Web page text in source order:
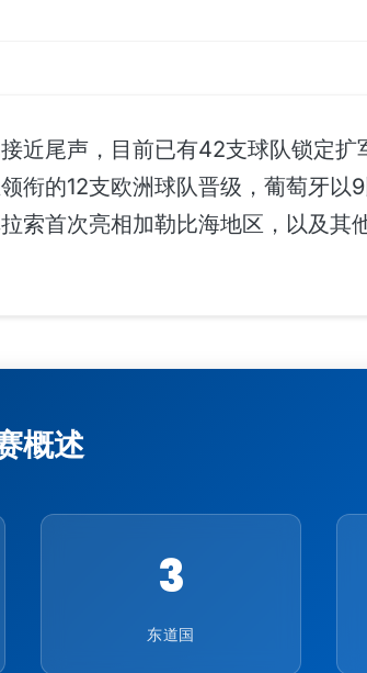
近尾声，目前已有42支球队锁定
衔的12支欧洲球队晋级，葡萄牙以
索首次亮相加勒比海地区，以及其
概述
3
东道国